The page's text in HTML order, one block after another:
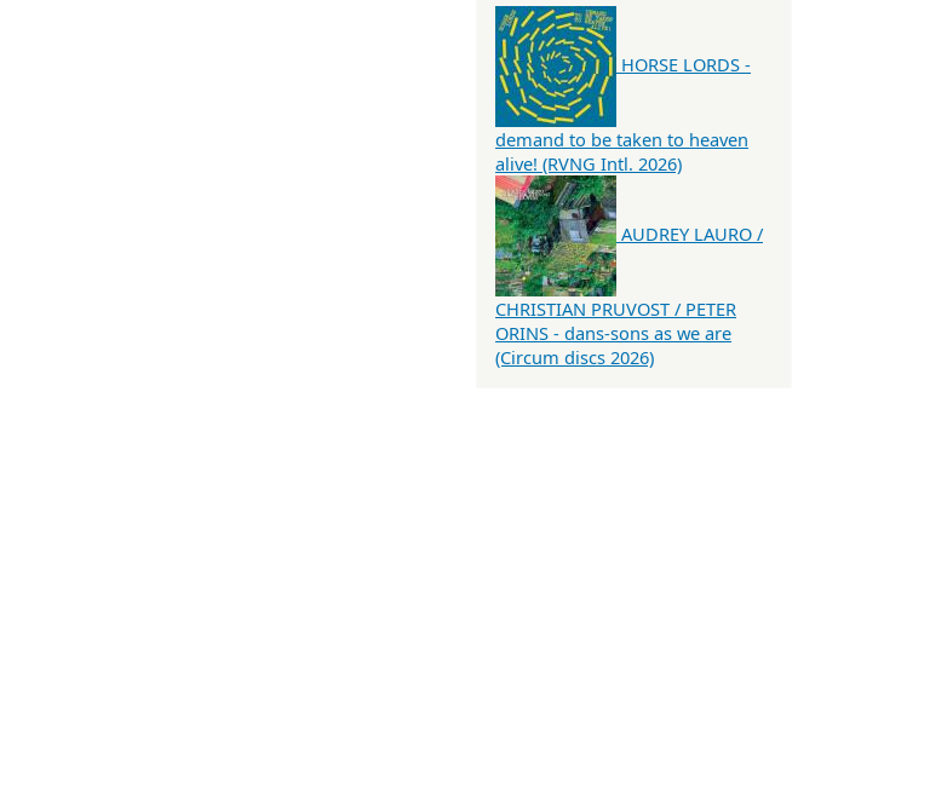
HORSE LORDS -
demand to be taken to heaven
alive! (RVNG Intl. 2026)
AUDREY LAURO /
CHRISTIAN PRUVOST / PETER
ORINS - dans-sons as we are
(Circum discs 2026)